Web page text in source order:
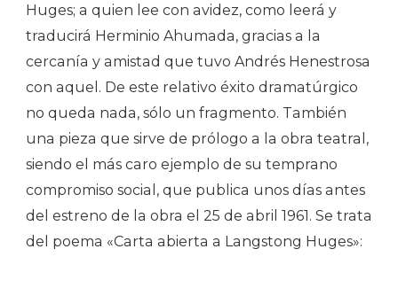
Huges; a quien lee con avidez, como leerá y
traducirá Herminio Ahumada, gracias a la
cercanía y amistad que tuvo Andrés Henestrosa
con aquel. De este relativo éxito dramatúrgico
no queda nada, sólo un fragmento. También
una pieza que sirve de prólogo a la obra teatral,
siendo el más caro ejemplo de su temprano
compromiso social, que publica unos días antes
del estreno de la obra el 25 de abril 1961. Se trata
del poema «Carta abierta a Langstong Huges»: